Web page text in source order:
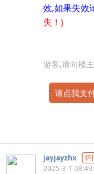
效,如果失效
失！)
游客,请向楼
请点我支
jayjayzhx
怀
2025-3-1